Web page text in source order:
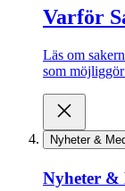
Varför
Läs om
som
Nyheter &
Nyheter &